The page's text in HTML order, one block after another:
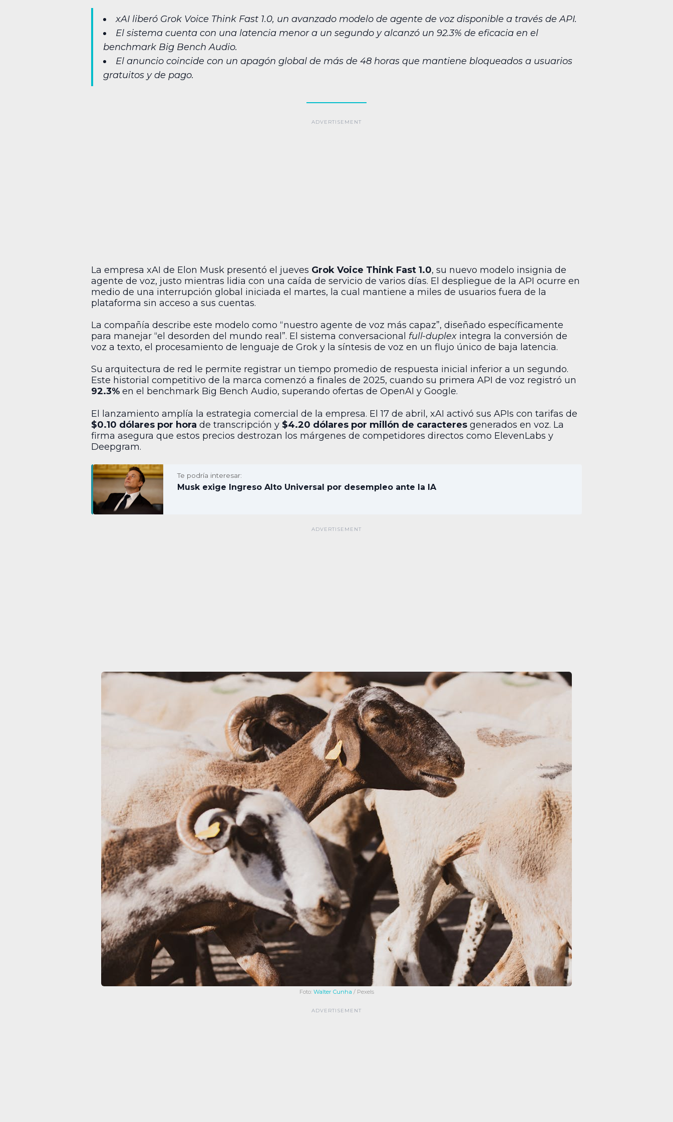
xAI liberó Grok Voice Think Fast 1.0, un avanzado modelo de agente de voz disponible a través de API.
El sistema cuenta con una latencia menor a un segundo y alcanzó un 92.3% de eficacia en el
benchmark Big Bench Audio.
El anuncio coincide con un apagón global de más de 48 horas que mantiene bloqueados a usuarios
gratuitos y de pago.
La empresa xAI de Elon Musk presentó el jueves Grok Voice Think Fast 1.0, su nuevo modelo insignia de
agente de voz, justo mientras lidia con una caída de servicio de varios días. El despliegue de la API ocurre en
medio de una interrupción global iniciada el martes, la cual mantiene a miles de usuarios fuera de la
plataforma sin acceso a sus cuentas.
La compañía describe este modelo como “nuestro agente de voz más capaz”, diseñado específicamente
para manejar “el desorden del mundo real”. El sistema conversacional full-duplex integra la conversión de
voz a texto, el procesamiento de lenguaje de Grok y la síntesis de voz en un flujo único de baja latencia.
Su arquitectura de red le permite registrar un tiempo promedio de respuesta inicial inferior a un segundo.
Este historial competitivo de la marca comenzó a finales de 2025, cuando su primera API de voz registró un
92.3% en el benchmark Big Bench Audio, superando ofertas de OpenAI y Google.
El lanzamiento amplía la estrategia comercial de la empresa. El 17 de abril, xAI activó sus APIs con tarifas de
$0.10 dólares por hora de transcripción y $4.20 dólares por millón de caracteres generados en voz. La
firma asegura que estos precios destrozan los márgenes de competidores directos como ElevenLabs y
Deepgram.
Te podría interesar:
Musk exige Ingreso Alto Universal por desempleo ante la IA
Foto: Walter Cunha / Pexels